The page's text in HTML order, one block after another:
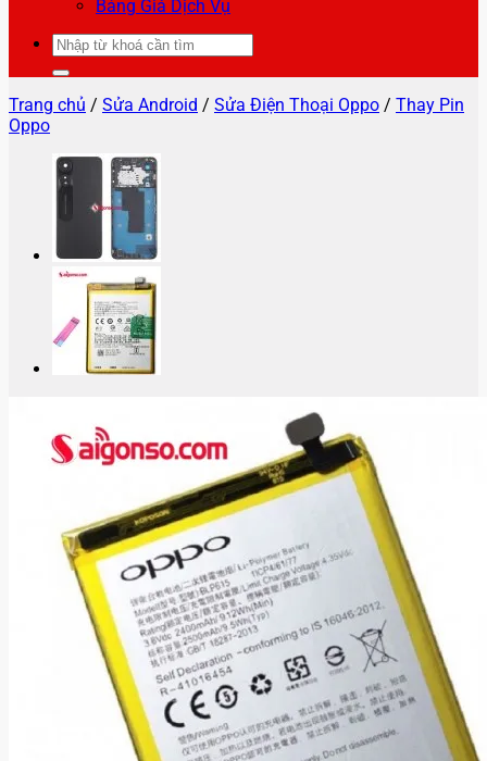
Bảng Giá Dịch Vụ
Tìm
kiếm:
Trang chủ / Sửa Android / Sửa Điện Thoại Oppo / Thay Pin
Oppo